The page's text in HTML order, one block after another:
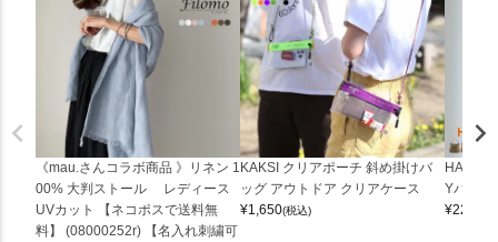
《mau.さんコラボ商品 》リネン 1
00% 大判ストール レディース
UVカット 【ネコポスで送料無
料】 (08000252r) 【名入れ刺繍可
KAKSI クリアポーチ 斜め掛けバ
ッグ アウトドア クリアケース
¥1,650(税込)
Yバッグ
¥22,000